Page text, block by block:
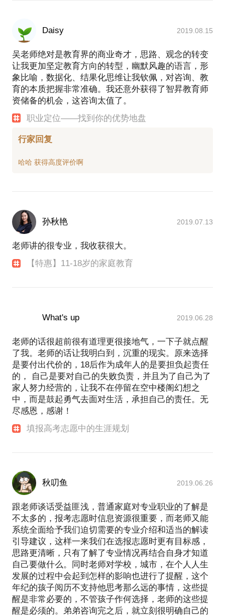
Daisy 2019.08.15
吴老师绝对是教育界的商业奇才，思路、观念的转变
让我更加坚定教育方向的转型，幽默风趣的语言，形
象比喻，数据化、结果化思维让我钦佩，对咨询、教
育的本质把握非常准确。我还意外获得了智昇教育师
资储备的机会，这咨询太值了。
职业定位——找到你的优势地盘
行家回复
孙秋艳 2019.07.13
老师讲的很专业，我收获很大。
【特惠】11-18岁的家庭教育
What's up 2019.06.28
老师的话很超前很有道理更很接地气，一下子就点醒
了我。老师的话让我明白到，沉重的现实。原来选择
是要付出代价的，18后作为成年人的是要担负起责任
的， 自己是要对自己的失败负责，并且为了自己为了
家人努力经营的，让我不在停留在空中楼阁幻想之
中，而是鼓起勇气去面对生活，承担自己的责任。无
尽感恩，感谢！
填报高考志愿中的生涯规划
秋叨鱼 2019.06.26
跟老师谈话受益匪浅，普通家庭对专业职业的了解是
不太多的，报考志愿时信息资源很重要，而老师又能
系统全面给予我们迫切需要的专业介绍和适当的解读
引导建议，这样一来我们在选报志愿时更有目标感，
思路更清晰，只有了解了专业情况再结合自身才知道
自己要做什么。同时老师对学校，城市，在个人人生
发展的过程中会起到怎样的影响也进行了提醒，这个
年纪的孩子阅历不支持他思考那么远的事情，这些提
醒是非常必要的，不管孩子作何选择，老师的这些提
醒是必须的。弟弟咨询完之后，就立刻很明确自己的